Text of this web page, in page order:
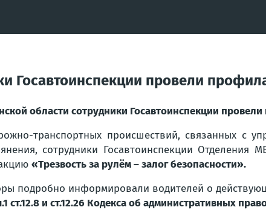
Госавтоинспекции провели
области сотрудники Госавтоинспекции
транспортных происшествий, связанных с
сотрудники Госавтоинспекции Отделения
«Трезвость за рулём – залог безопасности».
подробно информировали водителей о
ст.12.8 и ст.12.26 Кодекса об административных